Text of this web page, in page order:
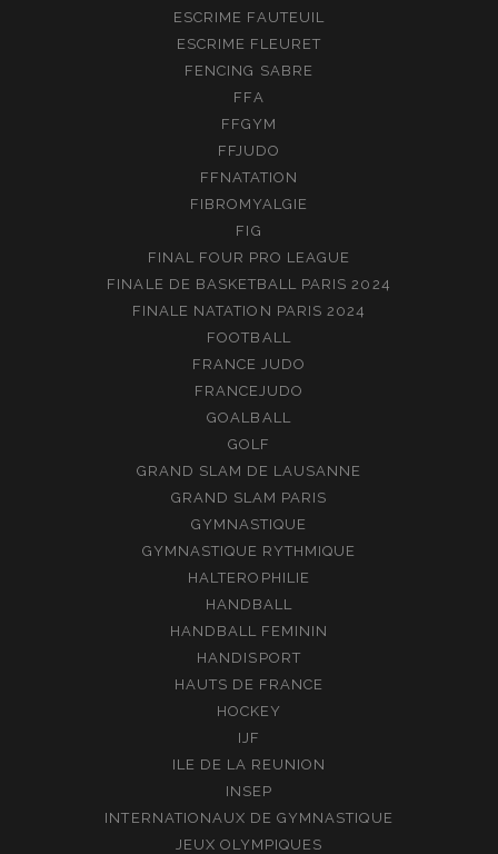
ESCRIME FAUTEUIL
ESCRIME FLEURET
FENCING SABRE
FFA
FFGYM
FFJUDO
FFNATATION
FIBROMYALGIE
FIG
FINAL FOUR PRO LEAGUE
FINALE DE BASKETBALL PARIS 2024
FINALE NATATION PARIS 2024
FOOTBALL
FRANCE JUDO
FRANCEJUDO
GOALBALL
GOLF
GRAND SLAM DE LAUSANNE
GRAND SLAM PARIS
GYMNASTIQUE
GYMNASTIQUE RYTHMIQUE
HALTEROPHILIE
HANDBALL
HANDBALL FEMININ
HANDISPORT
HAUTS DE FRANCE
HOCKEY
IJF
ILE DE LA REUNION
INSEP
INTERNATIONAUX DE GYMNASTIQUE
JEUX OLYMPIQUES